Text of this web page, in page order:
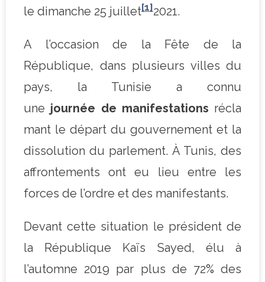
le dimanche 25 juillet[1]2021.
A l’occasion de la Fête de la
République, dans plusieurs villes du
pays, la Tunisie a connu
une journée de manifestations récla
mant le départ du gouvernement et la
dissolution du parlement. À Tunis, des
affrontements ont eu lieu entre les
forces de l’ordre et des manifestants.
Devant cette situation le président de
la République Kaïs Sayed, élu à
l’automne 2019 par plus de 72% des